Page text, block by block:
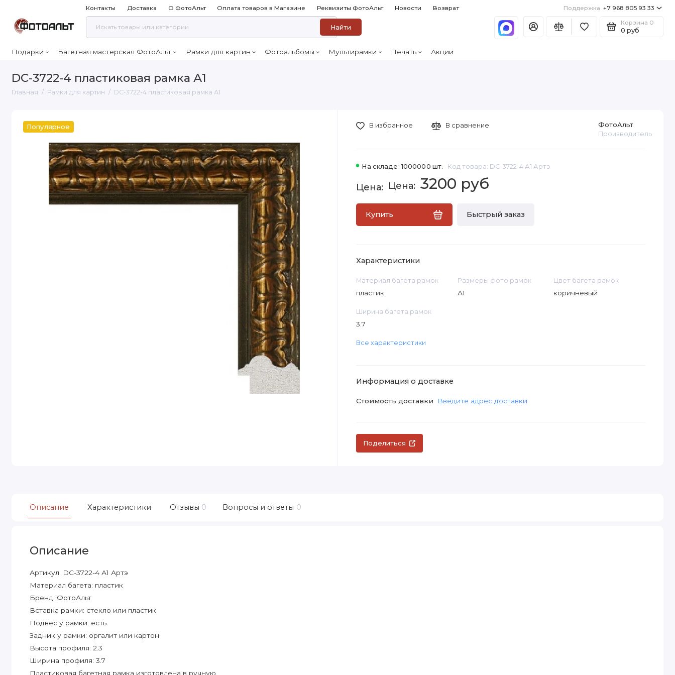
Контакты Доставка О ФотоАльт Оплата товаров в Магазине Реквизиты ФотоАльт Новости Возврат Поддержка +7 968 805 93 33
Найти
Корзина 0
0 руб
Подарки Багетная мастерская ФотоАльт Рамки для картин Фотоальбомы Мультирамки Печать Акции
DC-3722-4 пластиковая рамка А1
Главная Рамки для картин DC-3722-4 пластиковая рамка А1
Популярное
На складе: 1000000 шт. Код товара: DC-3722-4 А1 Артэ
ФотоАльт
Производитель
3200 руб
Купить Быстрый заказ
В избранное В сравнение
Характеристики
Материал багета рамок
пластик
Размеры фото рамок
А1
Цвет багета рамок
коричневый
Ширина багета рамок
3.7
Все характеристики
Информация о доставке
Стоимость доставки Введите адрес доставки
Поделиться
Описание Характеристики Отзывы 0 Вопросы и ответы 0
Описание
Артикул: DC-3722-4 А1 Артэ
Материал багета: пластик
Бренд: ФотоАльт
Вставка рамки: стекло или пластик
Подвес у рамки: есть
Задник у рамки: оргалит или картон
Высота профиля: 2.3
Ширина профиля: 3.7
Пластиковая багетная рамка изготовлена в ручную.